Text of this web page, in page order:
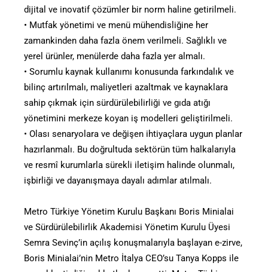
dijital ve inovatif çözümler bir norm haline getirilmeli.
• Mutfak yönetimi ve menü mühendisliğine her
zamankinden daha fazla önem verilmeli. Sağlıklı ve
yerel ürünler, menülerde daha fazla yer almalı.
• Sorumlu kaynak kullanımı konusunda farkındalık ve
bilinç artırılmalı, maliyetleri azaltmak ve kaynaklara
sahip çıkmak için sürdürülebilirliği ve gıda atığı
yönetimini merkeze koyan iş modelleri geliştirilmeli.
• Olası senaryolara ve değişen ihtiyaçlara uygun planlar
hazırlanmalı. Bu doğrultuda sektörün tüm halkalarıyla
ve resmî kurumlarla sürekli iletişim halinde olunmalı,
işbirliği ve dayanışmaya dayalı adımlar atılmalı.
Metro Türkiye Yönetim Kurulu Başkanı Boris Minialai
ve Sürdürülebilirlik Akademisi Yönetim Kurulu Üyesi
Semra Sevinç’in açılış konuşmalarıyla başlayan e-zirve,
Boris Minialai’nin Metro İtalya CEO’su Tanya Kopps ile